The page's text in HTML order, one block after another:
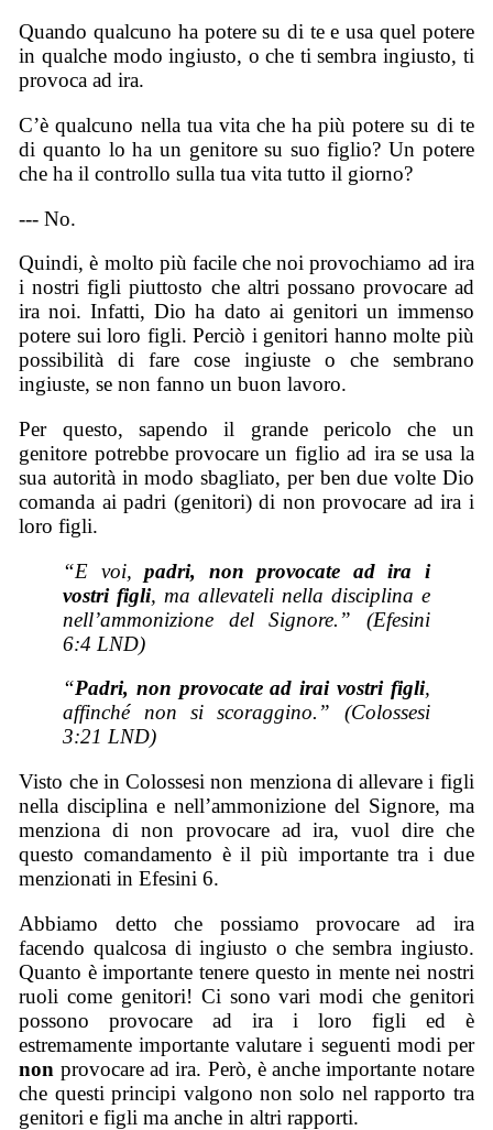
Quando qualcuno ha potere su di te e usa quel potere
in qualche modo ingiusto, o che ti sembra ingiusto, ti
provoca ad ira.
C’è qualcuno nella tua vita che ha più potere su di te
di quanto lo ha un genitore su suo figlio? Un potere
che ha il controllo sulla tua vita tutto il giorno?
--- No.
Quindi, è molto più facile che noi provochiamo ad ira
i nostri figli piuttosto che altri possano provocare ad
ira noi. Infatti, Dio ha dato ai genitori un immenso
potere sui loro figli. Perciò i genitori hanno molte più
possibilità di fare cose ingiuste o che sembrano
ingiuste, se non fanno un buon lavoro.
Per questo, sapendo il grande pericolo che un
genitore potrebbe provocare un figlio ad ira se usa la
sua autorità in modo sbagliato, per ben due volte Dio
comanda ai padri (genitori) di non provocare ad ira i
loro figli.
“E voi,padri, non provocate ad ira i
vostri figli, ma allevateli nella disciplina e
nell’ammonizione del Signore.” (Efesini
6:4 LND)
“Padri, non provocate ad irai vostri figli,
affinché non si scoraggino.” (Colossesi
3:21 LND)
Visto che in Colossesi non menziona di allevare i figli
nella disciplina e nell’ammonizione del Signore, ma
menziona di non provocare ad ira, vuol dire che
questo comandamento è il più importante tra i due
menzionati in Efesini 6.
Abbiamo detto che possiamo provocare ad ira
facendo qualcosa di ingiusto o che sembra ingiusto.
Quanto è importante tenere questo in mente nei nostri
ruoli come genitori! Ci sono vari modi che genitori
possono provocare ad ira i loro figli ed è
estremamente importante valutare i seguenti modi per
non provocare ad ira. Però, è anche importante notare
che questi principi valgono non solo nel rapporto tra
genitori e figli ma anche in altri rapporti.